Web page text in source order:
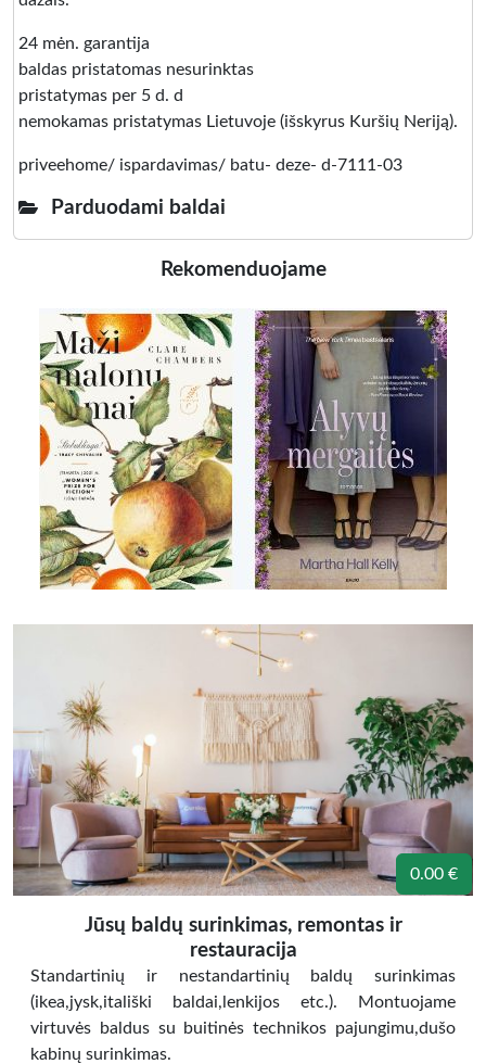
24 mėn. garantija
baldas pristatomas nesurinktas
pristatymas per 5 d. d
nemokamas pristatymas Lietuvoje (išskyrus Kuršių Neriją).
priveehome/ ispardavimas/ batu- deze- d-7111-03
Parduodami baldai
Rekomenduojame
0.00 €
Jūsų baldų surinkimas, remontas ir
restauracija
Standartinių ir nestandartinių baldų surinkimas
(ikea,jysk,itališki baldai,lenkijos etc.). Montuojame
virtuvės baldus su buitinės technikos pajungimu,dušo
kabinų surinkimas.